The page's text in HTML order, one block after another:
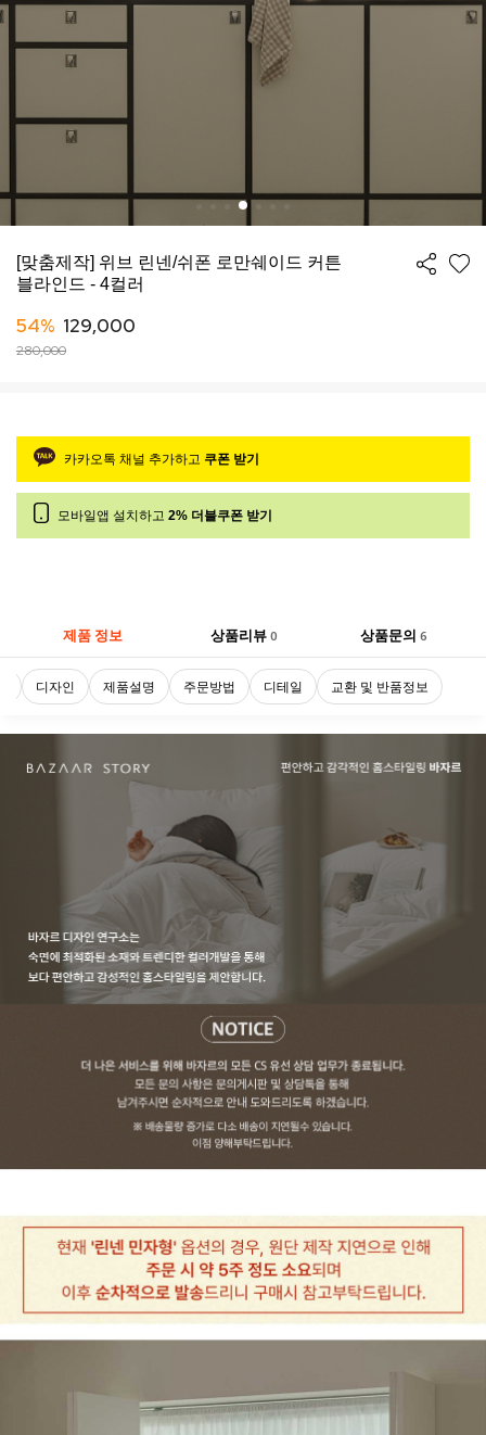
[맞춤제작] 위브 린넨/쉬폰 로만쉐이드 커튼
블라인드 - 4컬러
54% 129,000
280,000
카카오톡 채널 추가하고 쿠폰 받기
모바일앱 설치하고 2% 더블쿠폰 받기
제품 정보 상품리뷰 0 상품문의6
디자인 제품설명 주문방법 디테일 교환 및 반품정보